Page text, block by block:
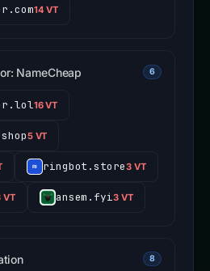
14 VT
NameCheap 6
16 VT
5 VT
ringbot.store3 VT
VT ansem.fyi3 VT
8